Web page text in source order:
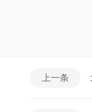
上一条